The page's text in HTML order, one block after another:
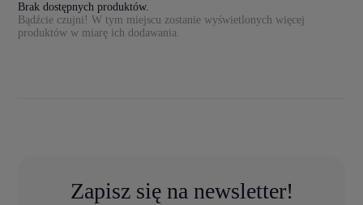
Brak dostępnych produktów.
Bądźcie czujni! W tym miejscu zostanie wyświetlonych więcej
produktów w miarę ich dodawania.
Zapisz się na newsletter!